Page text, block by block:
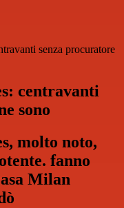
senza procuratore
centravanti
sono
molto noto,
fanno
Milan